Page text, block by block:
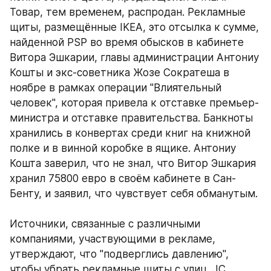
Товар, тем временем, распродан. Рекламные
щиты, размещённые IKEA, это отсылка к сумме,
найденной PSP во время обысков в кабинете
Витора Эшкарии, главы администрации Антониу
Кошты и экс-советника Жозе Сократеша в
ноябре в рамках операции "Влиятельный
человек", которая привела к отставке премьер-
министра и отставке правительства. Банкноты
хранились в конвертах среди книг на книжной
полке и в винной коробке в ящике. Антониу
Кошта заверил, что не знал, что Витор Эшкария
хранил 75800 евро в своём кабинете в Сан-
Бенту, и заявил, что чувствует себя обманутым.
Источники, связанные с различными
компаниями, участвующими в рекламе,
утверждают, что "подверглись давлению",